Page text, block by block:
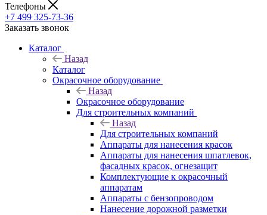
Телефоны
+7 499 325-73-36
Заказать звонок
Каталог
Назад
Каталог
Окрасочное оборудование
Назад
Окрасочное оборудование
Для строительных компаний
Назад
Для строительных компаний
Аппараты для нанесения красок
Аппараты для нанесения шпатлевок,
фасадных красок, огнезащит
Комплектующие к окрасочный
аппаратам
Аппараты с бензопроводом
Нанесение дорожной разметки